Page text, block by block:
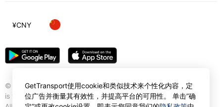
© Gettransport International Limited. GetTransport®
is trademark of Gettransport International Limited.
¥CNY
GetTransport使用cookie和类似技术来个性化内容，定
位广告并衡量其有效性，并提高平台的可用性。 单击”确